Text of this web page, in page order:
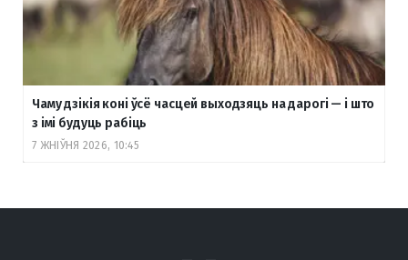
Чаму дзікія коні ўсё часцей выходзяць на дарогі — і што
з імі будуць рабіць
7 ЖНІЎНЯ 2026, 10:45